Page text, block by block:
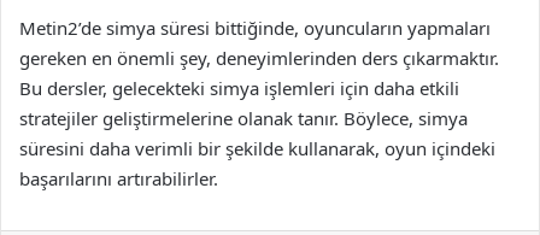
Metin2’de simya süresi bittiğinde, oyuncuların yapmaları
gereken en önemli şey, deneyimlerinden ders çıkarmaktır.
Bu dersler, gelecekteki simya işlemleri için daha etkili
stratejiler geliştirmelerine olanak tanır. Böylece, simya
süresini daha verimli bir şekilde kullanarak, oyun içindeki
başarılarını artırabilirler.